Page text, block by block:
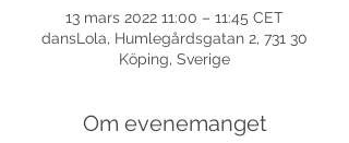
13 mars 2022 11:00 – 11:45 CET
dansLola, Humlegårdsgatan 2, 731 30
Köping, Sverige
Om evenemanget